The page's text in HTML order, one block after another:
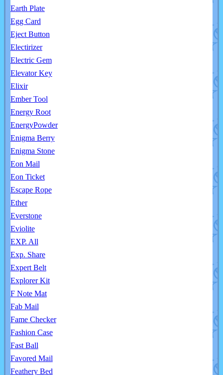
Earth Plate
Egg Card
Eject Button
Electirizer
Electric Gem
Elevator Key
Elixir
Ember Tool
Energy Root
EnergyPowder
Enigma Berry
Enigma Stone
Eon Mail
Eon Ticket
Escape Rope
Ether
Everstone
Eviolite
EXP. All
Exp. Share
Expert Belt
Explorer Kit
F Note Mat
Fab Mail
Fame Checker
Fashion Case
Fast Ball
Favored Mail
Feathery Bed